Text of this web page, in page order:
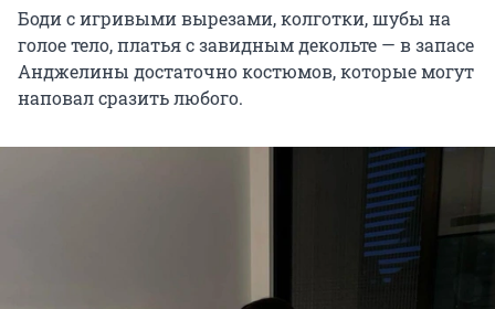
Боди с игривыми вырезами, колготки, шубы на
голое тело, платья с завидным декольте — в запасе
Анджелины достаточно костюмов, которые могут
наповал сразить любого.